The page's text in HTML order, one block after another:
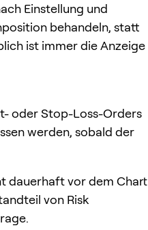
Einstellung und
behandeln, statt
ist immer die Anzeige
oder Stop-Loss-Orders
werden, sobald der
dauerhaft vor dem Chart
von Risk